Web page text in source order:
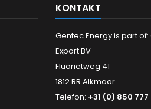
KONTAKT
Gentec Energy is part
Export BV
Fluorietweg 41
1812 RR Alkmaar
Telefon: +31 (0) 850 777